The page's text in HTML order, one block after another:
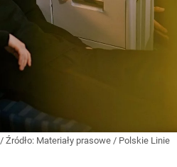
/ Źródło: Materiały prasowe / Polskie Linie